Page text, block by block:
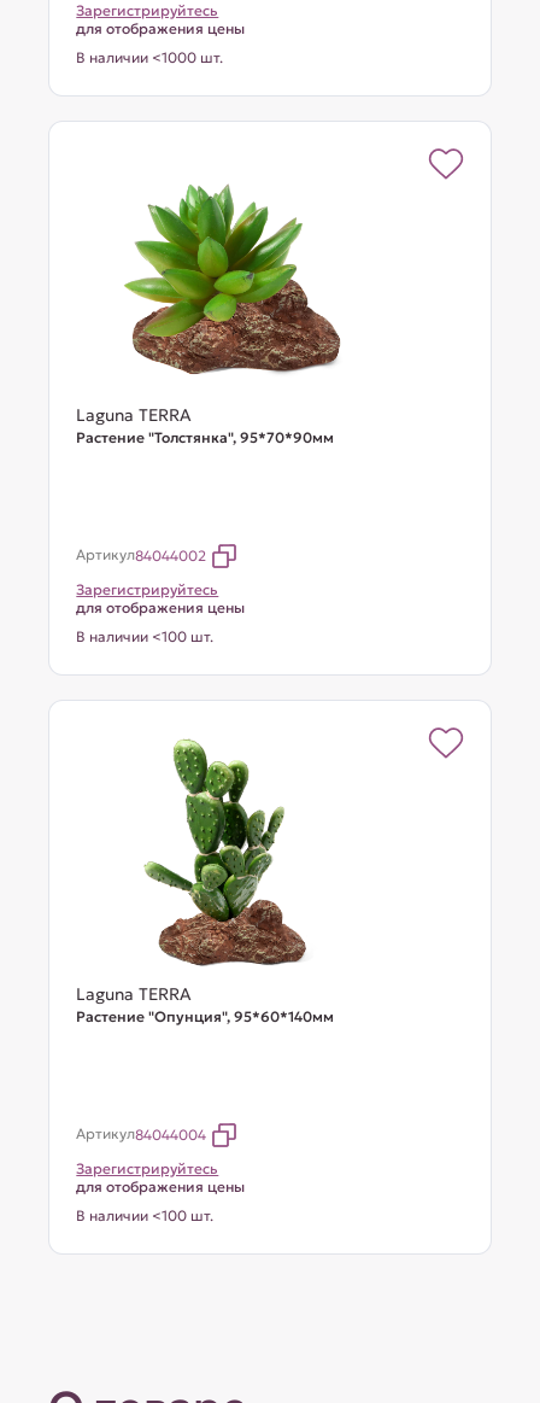
Зарегистрируйтесь
для отображения цены
В наличии <1000 шт.
Laguna TERRA
Растение "Толстянка", 95*70*90мм
Артикул84044002
Зарегистрируйтесь
для отображения цены
В наличии <100 шт.
Laguna TERRA
Растение "Опунция", 95*60*140мм
Артикул84044004
Зарегистрируйтесь
для отображения цены
В наличии <100 шт.